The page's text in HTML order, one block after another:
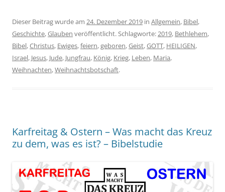
Dieser Beitrag wurde am 24. Dezember 2019 in Allgemein, Bibel,
Geschichte,Glauben veröffentlicht. Schlagworte:2019, Bethlehem,
Bibel,Christus, Ewiges,feiern,geboren,Geist,GOTT, HEILIGEN,
Israel, Jesus, Jude, Jungfrau, König, Krieg, Leben, Maria,
Weihnachten,Weihnachtsbotschaft.
Karfreitag & Ostern – Was macht das Kreuz
zu dem, was es ist? – Bibelstudie